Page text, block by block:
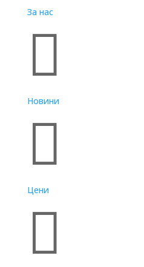
За нас

Новини

Цени
